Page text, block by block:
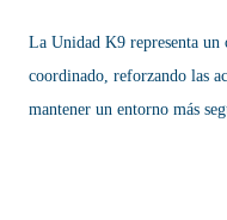
La Unidad K9 representa
coordinado, reforzando las
mantener un entorno más